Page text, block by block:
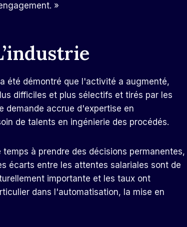
»
été démontré que l'activité a augmenté,
difficiles et plus sélectifs et tirés par les
demande accrue d'expertise en
de talents en ingénierie des procédés.
à prendre des décisions permanentes,
écarts entre les attentes salariales sont de
importante et les taux ont
dans l'automatisation, la mise en